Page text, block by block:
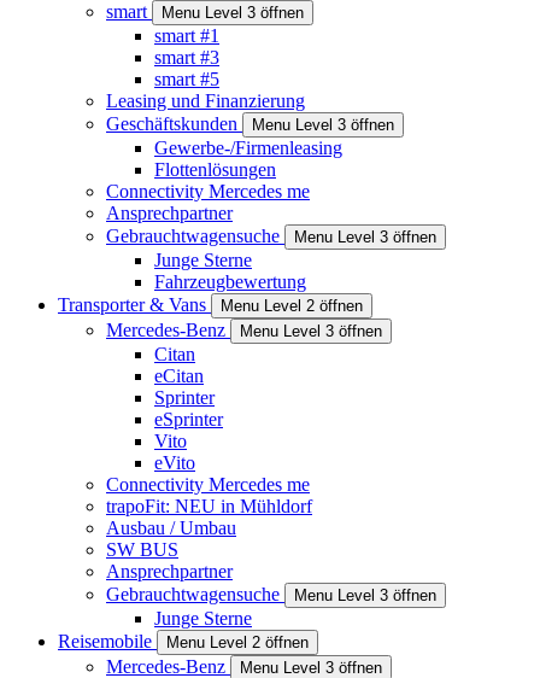
smart
Menu Level 3 öffnen
smart #1
smart #3
smart #5
Leasing und Finanzierung
Geschäftskunden
Menu Level 3 öffnen
Gewerbe-/Firmenleasing
Flottenlösungen
Connectivity Mercedes me
Ansprechpartner
Gebrauchtwagensuche
Menu Level 3 öffnen
Junge Sterne
Fahrzeugbewertung
Transporter & Vans
Menu Level 2 öffnen
Mercedes-Benz Menu Level 3 öffnen
Citan
eCitan
Sprinter
eSprinter
Vito
eVito
Connectivity Mercedes me
trapoFit: NEU in Mühldorf
Ausbau / Umbau
SW BUS
Ansprechpartner
Gebrauchtwagensuche
Menu Level 3 öffnen
Junge Sterne
Reisemobile
Menu Level 2 öffnen
Mercedes-Benz Menu Level 3 öffnen